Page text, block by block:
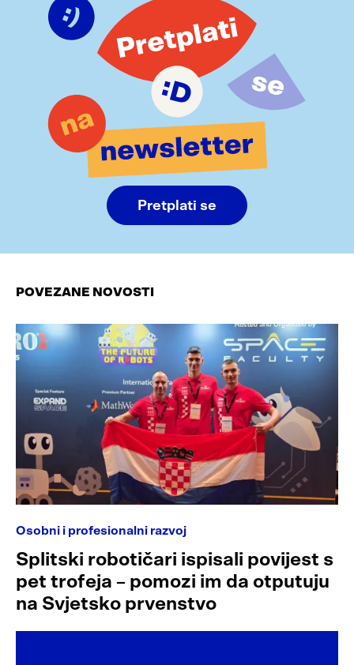
Pretplati se
POVEZANE NOVOSTI
Osobni i profesionalni razvoj
Splitski robotičari ispisali povijest s
pet trofeja – pomozi im da otputuju
na Svjetsko prvenstvo